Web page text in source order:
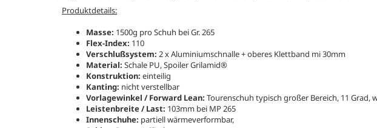
Produktdetails:
Masse: 1500g pro Schuh bei Gr. 265
Flex-Index: 110
Verschlußsystem: 2 x Aluminiumschnalle+ oberes Klettband mi 30mm
Material: Schale PU, SpoilerGrilamid®
Konstruktion: einteilig
Kanting: nicht verstellbar
Vorlagewinkel / Forward Lean: Tourenschuh typisch großer Bereich, 11 Grad,
Leistenbreite / Last: 103mm bei MP 265
Innenschuhe: partiell wärmeverformbar,